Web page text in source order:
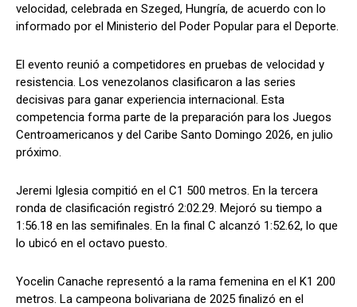
velocidad, celebrada en Szeged, Hungría, de acuerdo con lo
informado por el Ministerio del Poder Popular para el Deporte.
El evento reunió a competidores en pruebas de velocidad y
resistencia. Los venezolanos clasificaron a las series
decisivas para ganar experiencia internacional. Esta
competencia forma parte de la preparación para los Juegos
Centroamericanos y del Caribe Santo Domingo 2026, en julio
próximo.
Jeremi Iglesia compitió en el C1 500 metros. En la tercera
ronda de clasificación registró 2:02.29. Mejoró su tiempo a
1:56.18 en las semifinales. En la final C alcanzó 1:52.62, lo que
lo ubicó en el octavo puesto.
Yocelin Canache representó a la rama femenina en el K1 200
metros. La campeona bolivariana de 2025 finalizó en el